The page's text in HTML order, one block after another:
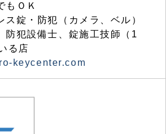
もＯＫ
ス錠・防犯（カメラ、ベル）
犯設備士、錠施工技師（1
る店
keycenter.com